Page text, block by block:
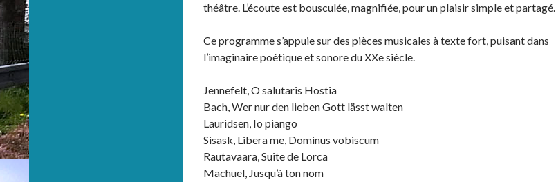
théâtre. L’écoute est bousculée, magnifiée, pour un plaisir simple et partagé.
Ce programme s’appuie sur des pièces musicales à texte fort, puisant dans
l’imaginaire poétique et sonore du XXe siècle.
Jennefelt, O salutaris Hostia
Bach, Wer nur den lieben Gott lässt walten
Lauridsen, Io piango
Sisask, Libera me, Dominus vobiscum
Rautavaara, Suite de Lorca
Machuel, Jusqu’à ton nom